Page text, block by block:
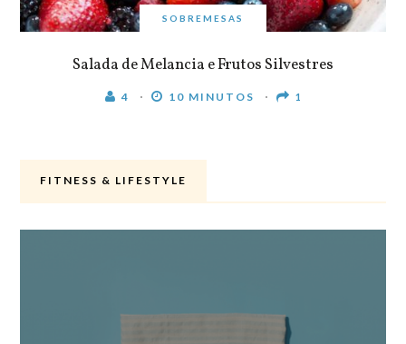
SOBREMESAS
Salada de Melancia e Frutos Silvestres
4 10 MINUTOS 1
FITNESS & LIFESTYLE